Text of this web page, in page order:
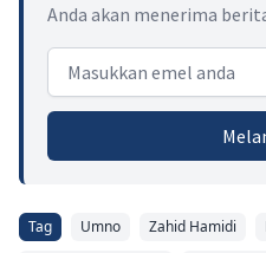
Anda akan menerima
Email address
Tag Umno Zahid Hamidi